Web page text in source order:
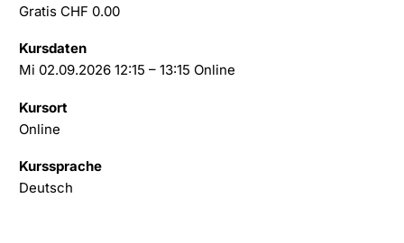
Gratis CHF 0.00
Kursdaten
Mi 02.09.2026 12:15 – 13:15 Online
Kursort
Online
Kurssprache
Deutsch